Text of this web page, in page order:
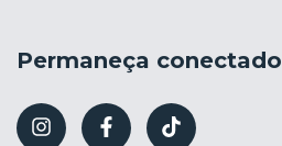
Permaneça conectado